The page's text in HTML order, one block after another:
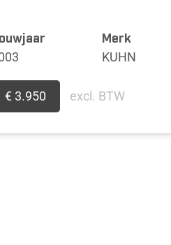
Merk
KUHN
€ 3.950 excl. BTW